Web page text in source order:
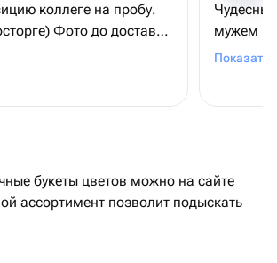
коллеге на пробу.
Фото до доставки
реальности. Доставка
мужем
здесь
Показать
букеты цветов можно на сайте
ассортимент позволит подыскать
например стильные букеты с